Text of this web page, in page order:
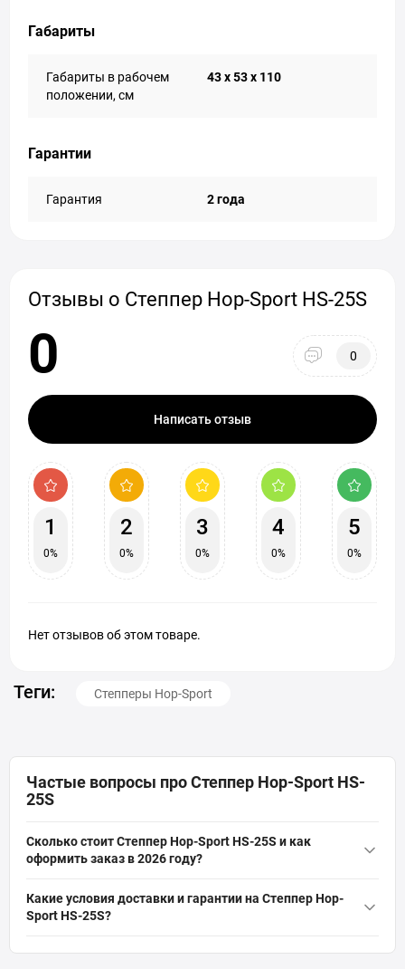
Габариты
Габариты в рабочем
положении, см
43 х 53 х 110
Гарантии
Гарантия 2 года
Отзывы о Степпер Hop-Sport HS-25S
0 0
Написать отзыв
1
0%
2
0%
3
0%
4
0%
5
0%
Нет отзывов об этом товаре.
Теги: Степперы Hop-Sport
Частые вопросы про Степпер Hop-Sport HS-
25S
Сколько стоит Степпер Hop-Sport HS-25S и как
оформить заказ в 2026 году?
HS-25S (Артикул: 00-00000061) от бренда Hop-Sport составляет 3
Какие условия доставки и гарантии на Степпер Hop-
Sport HS-25S?